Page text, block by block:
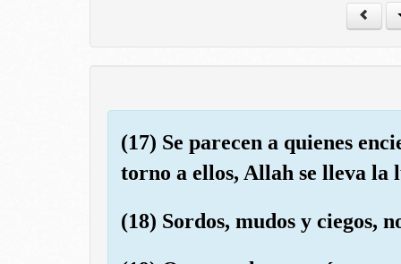
(17) Se parecen a quienes
torno a ellos, Allah se lleva la
(18) Sordos, mudos y ciegos,